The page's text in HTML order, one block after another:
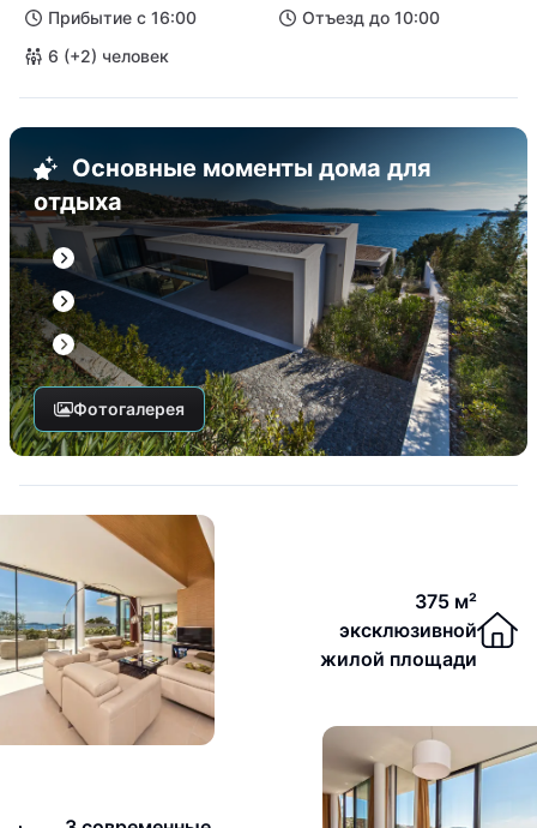
Прибытие с 16:00
Отъезд до 10:00
6 (+2) человек
Основные моменты дома для
отдыха
Фотогалерея
375 м²
эксклюзивной
жилой площади